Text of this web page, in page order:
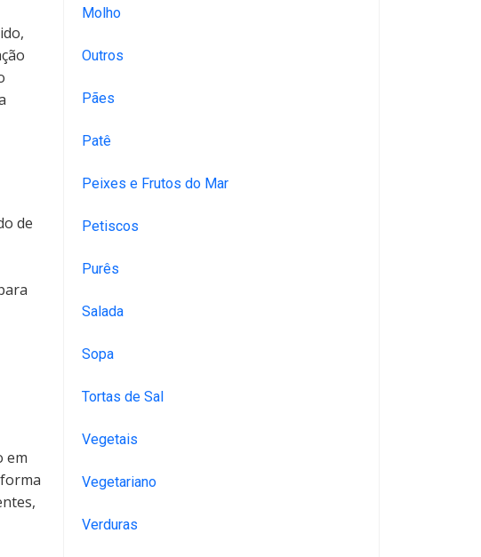
de
em
Molho
Outros
Pães
Patê
Peixes e Frutos do Mar
Petiscos
Purês
Salada
Sopa
Tortas de Sal
Vegetais
Vegetariano
Verduras